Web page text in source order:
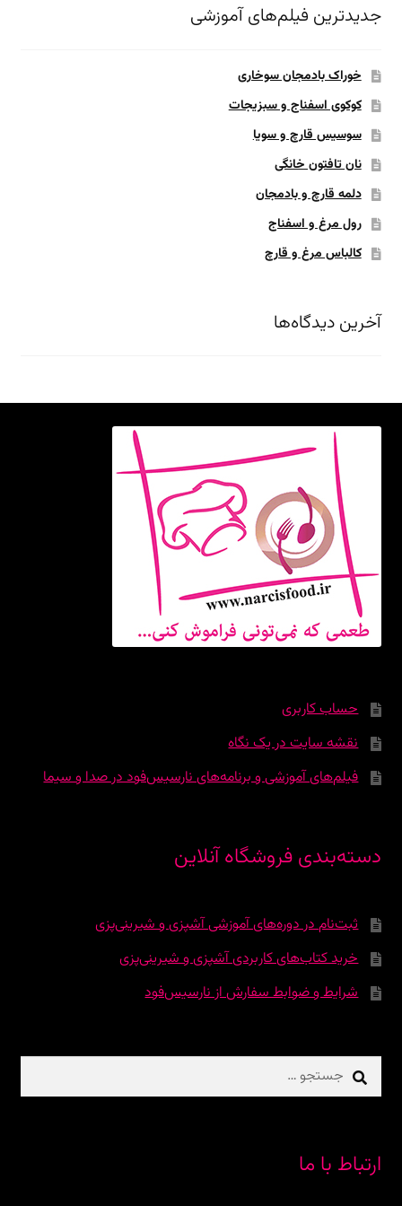
جدیدترین فیلم‌های آموزشی
خوراک بادمجان سوخاری
کوکوی اسفناج و سبزیجات
سوسیس قارچ و سویا
نان تافتون خانگی
دلمه قارچ و بادمجان
رول مرغ و اسفناج
کالباس مرغ و قارچ
آخرین دیدگاه‌ها
حساب کاربری
نقشه سایت در یک نگاه
فیلم‌های آموزشی و برنامه‌های نارسیس‌فود در صدا و سیما
دسته‌بندی فروشگاه آنلاین
ثبت‌نام در دوره‌‌های آموزشی آشپزی و شیرینی‌پزی
خرید کتاب‌های کاربردی آشپزی و شیرینی‌پزی
شرایط و ضوابط سفارش از نارسیس‌فود
جستجو
برای:
ارتباط با ما